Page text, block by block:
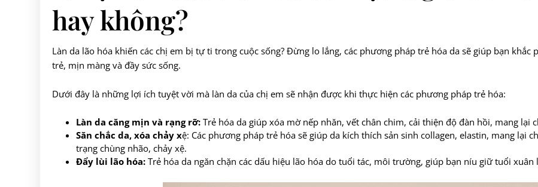
hay không?
Làn da lão hóa khiến các chị em bị tự ti trong cuộc sống? Đừng lo lắng, các phương pháp trẻ hóa da sẽ giúp bạn
trẻ, mịn màng và đầy sức sống.
Dưới đây là những lợi ích tuyệt vời mà làn da của chị em sẽ nhận được khi thực hiện các phương pháp trẻ hóa:
Làn da căng mịn và rạng rỡ: Trẻ hóa da giúp xóa mờ nếp nhăn, vết chân chim, cải thiện độ đàn hồi, mang lại
Săn chắc da, xóa chảy xệ: Các phương pháp trẻ hóa sẽ giúp da kích thích sản sinh collagen, elastin, mang lại
trạng chùng nhão, chảy xệ.
Đẩy lùi lão hóa: Trẻ hóa da ngăn chặn các dấu hiệu lão hóa do tuổi tác, môi trường, giúp bạn níu giữ tuổi xuân